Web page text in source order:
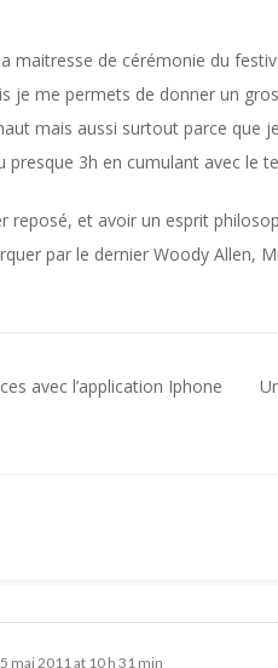
maitresse de cérémonie du
je me permets de donner un
mais aussi surtout parce que
presque 3h en cumulant avec le
reposé, et avoir un esprit
par le dernier Woody Allen,
avec l’application Iphone
mai 2011 at 10 h 31 min